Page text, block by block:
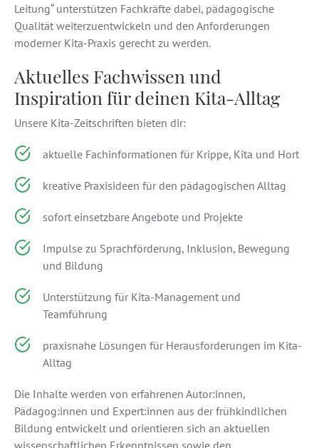
Leitung“ unterstützen Fachkräfte dabei, pädagogische
Qualität weiterzuentwickeln und den Anforderungen
moderner Kita-Praxis gerecht zu werden.
Aktuelles Fachwissen und
Inspiration für deinen Kita-Alltag
Unsere Kita-Zeitschriften bieten dir:
aktuelle Fachinformationen für Krippe, Kita und Hort
kreative Praxisideen für den pädagogischen Alltag
sofort einsetzbare Angebote und Projekte
Impulse zu Sprachförderung, Inklusion, Bewegung
und Bildung
Unterstützung für Kita-Management und
Teamführung
praxisnahe Lösungen für Herausforderungen im Kita-
Alltag
Die Inhalte werden von erfahrenen Autor:innen,
Pädagog:innen und Expert:innen aus der frühkindlichen
Bildung entwickelt und orientieren sich an aktuellen
wissenschaftlichen Erkenntnissen sowie den